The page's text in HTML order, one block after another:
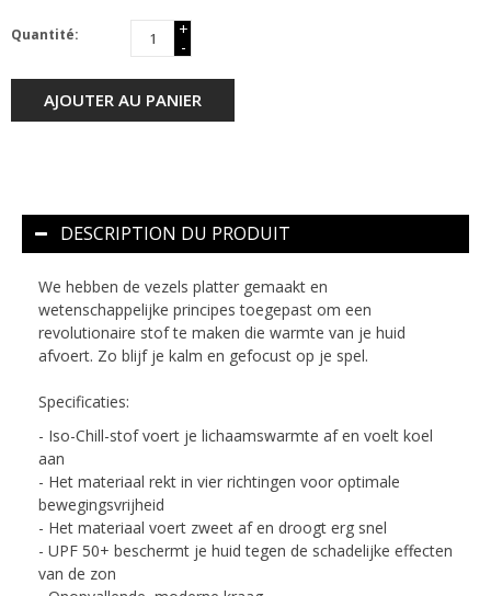
Quantité:
+
-
AJOUTER AU PANIER
DESCRIPTION DU PRODUIT
We hebben de vezels platter gemaakt en
wetenschappelijke principes toegepast om een
revolutionaire stof te maken die warmte van je huid
afvoert. Zo blijf je kalm en gefocust op je spel.
Specificaties:
- Iso-Chill-stof voert je lichaamswarmte af en voelt koel
aan
- Het materiaal rekt in vier richtingen voor optimale
bewegingsvrijheid
- Het materiaal voert zweet af en droogt erg snel
- UPF 50+ beschermt je huid tegen de schadelijke effecten
van de zon